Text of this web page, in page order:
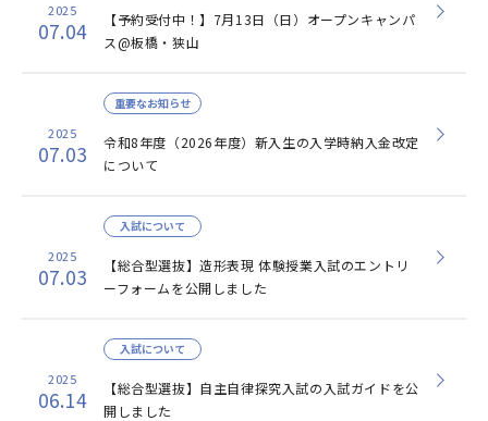
2025
07.04
【予約受付中！】7月13日（日）オープンキャンパ
ス@板橋・狭山
2025
07.03
令和8年度（2026年度）新入生の入学時納入金改定
について
重要なお知らせ
2025
07.03
【総合型選抜】造形表現 体験授業入試のエントリ
ーフォームを公開しました
入試について
2025
06.14
【総合型選抜】自主自律探究入試の入試ガイドを公
開しました
入試について